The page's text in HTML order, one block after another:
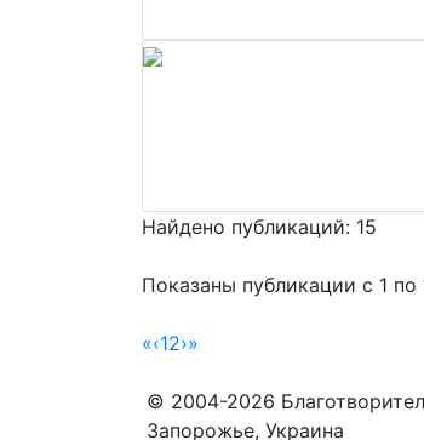
Найдено публикаций: 15
Показаны публикации с 1 по
«‹12›»
© 2004-2026
Запорожье, Украина